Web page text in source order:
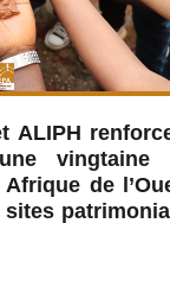
ALIPH
vingtaine
de